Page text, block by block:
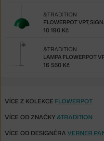
FLOWERPOT VP7,
&TRADITION
10 190 Kč
LAMPA FLOWERPOT
&TRADITION
16 550 Kč
VÍCE Z KOLEKCE FLOWERPOT
VÍCE OD ZNAČKY&TRADITION
VÍCE OD DESIGNÉRA VERNER